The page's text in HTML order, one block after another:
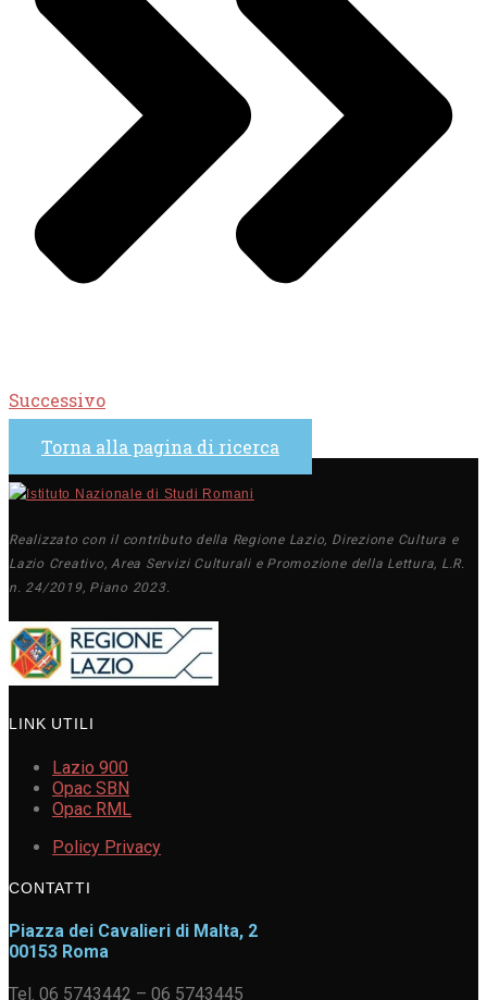
Successivo
Torna alla pagina di ricerca
Realizzato con il contributo della Regione Lazio, Direzione Cultura e
Lazio Creativo, Area Servizi Culturali e Promozione della Lettura, L.R.
n. 24/2019, Piano 2023.
LINK UTILI
Lazio 900
Opac SBN
Opac RML
Policy Privacy
CONTATTI
Piazza dei Cavalieri di Malta, 2
00153 Roma
Tel. 06 5743442 – 06 5743445